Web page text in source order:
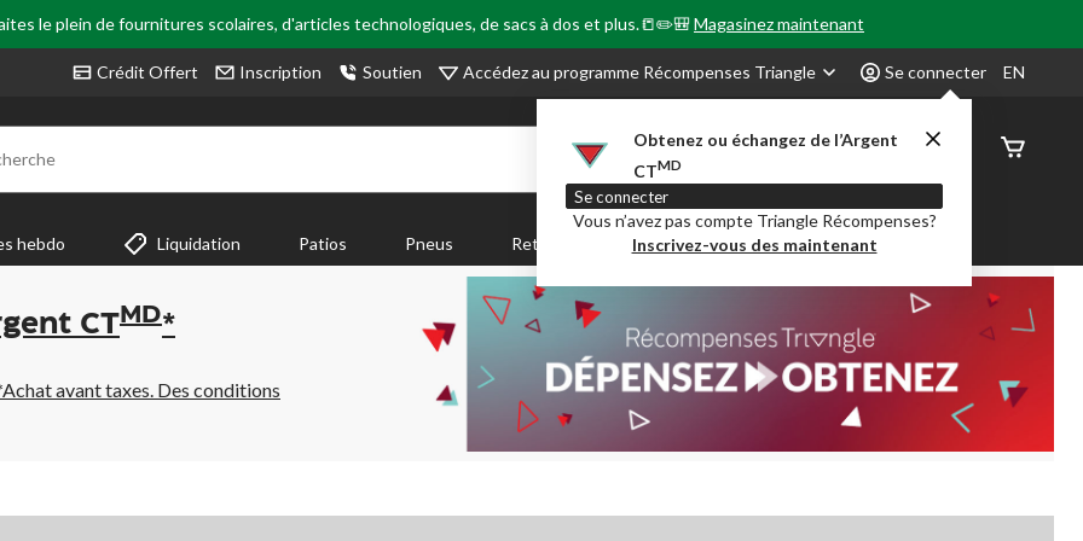
le plein de fournitures scolaires, d'articles technologiques, de sacs à dos et plus.📒✏️🎒Magasinez maintenant
Crédit Offert Inscription Soutien Accédez au programme Récompenses Triangle Se connecter
Obtenez ou échangez de l’Argent
CTMD
Se connecter
Vous n’avez pas compte Triangle Récompenses?
Inscrivez-vous des maintenant
EN
État de
hebdo Liquidation Patios Pneus Retour en Classe Party City Centre-auto
CT MD*
avant taxes. Des conditions